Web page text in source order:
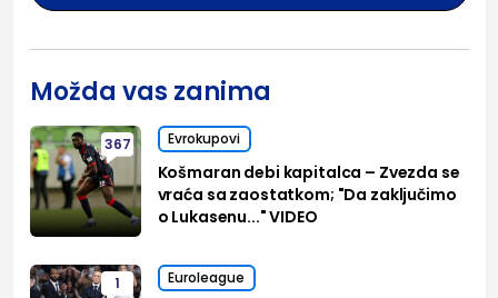
Možda vas zanima
367 Evrokupovi
Košmaran debi kapitalca – Zvezda se
vraća sa zaostatkom; "Da zaključimo
o Lukasenu..." VIDEO
1 Euroleague